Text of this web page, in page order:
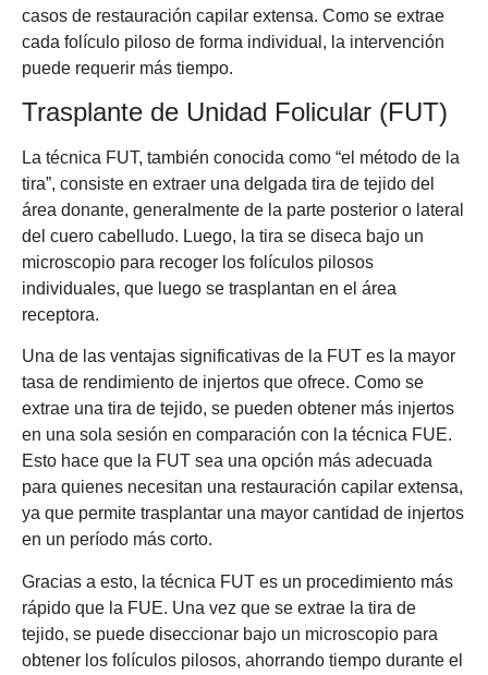
casos de restauración capilar extensa. Como se extrae
cada folículo piloso de forma individual, la intervención
puede requerir más tiempo.
Trasplante de Unidad Folicular (FUT)
La técnica FUT, también conocida como “el método de la
tira”, consiste en extraer una delgada tira de tejido del
área donante, generalmente de la parte posterior o lateral
del cuero cabelludo. Luego, la tira se diseca bajo un
microscopio para recoger los folículos pilosos
individuales, que luego se trasplantan en el área
receptora.
Una de las ventajas significativas de la FUT es la mayor
tasa de rendimiento de injertos que ofrece. Como se
extrae una tira de tejido, se pueden obtener más injertos
en una sola sesión en comparación con la técnica FUE.
Esto hace que la FUT sea una opción más adecuada
para quienes necesitan una restauración capilar extensa,
ya que permite trasplantar una mayor cantidad de injertos
en un período más corto.
Gracias a esto, la técnica FUT es un procedimiento más
rápido que la FUE. Una vez que se extrae la tira de
tejido, se puede diseccionar bajo un microscopio para
obtener los folículos pilosos, ahorrando tiempo durante el